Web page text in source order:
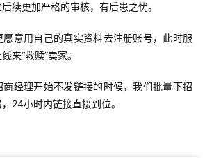
续更加严格的审核，有后患之忧。
愿意用自己的真实资料去注册账号，此时服
来“救赎”卖家。
商经理开始不发链接的时候，我们批量下招
24小时内链接直接到位。